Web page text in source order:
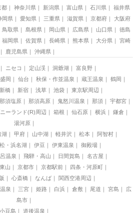
都 神奈川県 新潟県 富山県 石川県
福井県
岡県 愛知県 三重県 滋賀県 京都府
大阪府
鳥取県 島根県 岡山県 広島県 山口県
徳島
福岡県 佐賀県 長崎県 熊本県 大分県
宮崎
鹿児島県 沖縄県
ニセコ 定山渓 洞爺湖
富良野
盛岡 仙台 秋保・作並温泉 蔵王温泉
鶴岡
新橋 新宿 浅草 池袋
東京駅周辺
那須塩原 那須高原 鬼怒川温泉 那須
宇都宮
ーランド(R)周辺 箱根 仙石原 横浜
鎌倉
湯河原
湖 甲府 山中湖 軽井沢 松本
阿智村
・浜名湖 伊豆 伊東温泉
御殿場
温泉 飛騨・高山 日間賀島
名古屋
山 京都市 京都駅前
四条・河原町
心斎橋 なんば
関西空港周辺
泉 三宮 姫路 白浜 倉敷 尾道 宮島
広
島市
小豆島
道後温泉